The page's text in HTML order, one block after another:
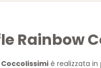
Rainbow
è realizzata in